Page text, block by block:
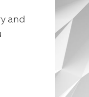
and